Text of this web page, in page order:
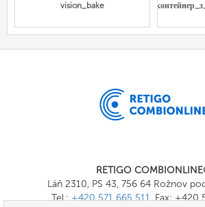
vision_bake
RETIGO
Láň 2310, PS 43, 756 64 Rožnov
Tel.:+420 571 665 511, Fax: +420